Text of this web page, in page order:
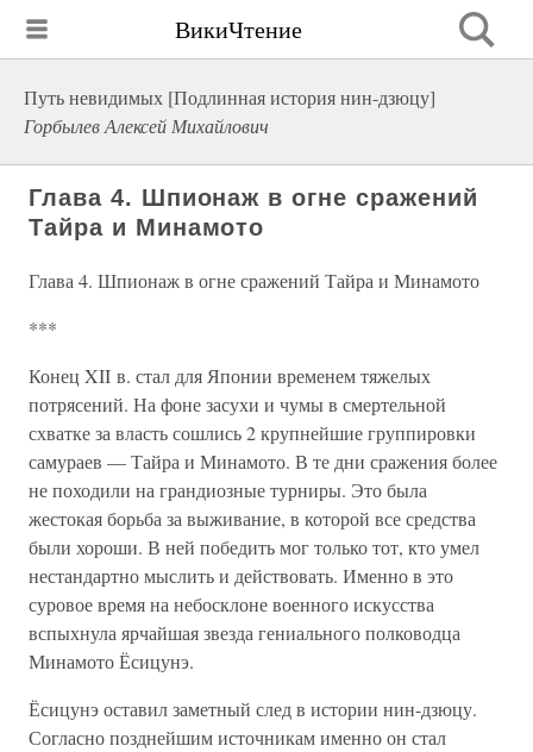
ВикиЧтение
Путь невидимых [Подлинная история нин-дзюцу]
Горбылев Алексей Михайлович
Глава 4. Шпионаж в огне сражений
Тайра и Минамото
Глава 4. Шпионаж в огне сражений Тайра и Минамото
***
Конец XII в. стал для Японии временем тяжелых
потрясений. На фоне засухи и чумы в смертельной
схватке за власть сошлись 2 крупнейшие группировки
самураев — Тайра и Минамото. В те дни сражения более
не походили на грандиозные турниры. Это была
жестокая борьба за выживание, в которой все средства
были хороши. В ней победить мог только тот, кто умел
нестандартно мыслить и действовать. Именно в это
суровое время на небосклоне военного искусства
вспыхнула ярчайшая звезда гениального полководца
Минамото Ёсицунэ.
Ёсицунэ оставил заметный след в истории нин-дзюцу.
Согласно позднейшим источникам именно он стал